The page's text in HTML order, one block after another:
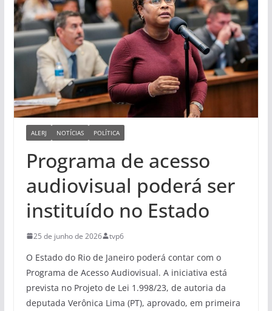
ALERJ NOTÍCIAS POLÍTICA
Programa de acesso
audiovisual poderá ser
instituído no Estado
25 de junho de 2026 tvp6
O Estado do Rio de Janeiro poderá contar com o
Programa de Acesso Audiovisual. A iniciativa está
prevista no Projeto de Lei 1.998/23, de autoria da
deputada Verônica Lima (PT), aprovado, em primeira